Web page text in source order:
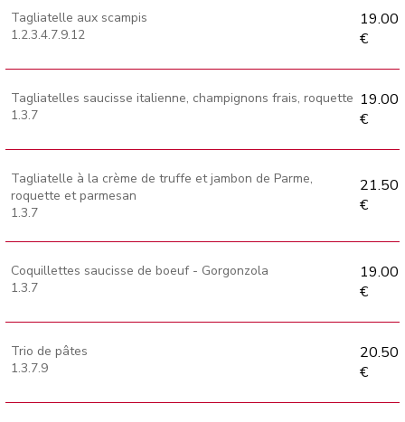
Tagliatelle aux scampis
1.2.3.4.7.9.12
19.00
€
Tagliatelles saucisse italienne, champignons frais, roquette
1.3.7
19.00
€
Tagliatelle à la crème de truffe et jambon de Parme,
roquette et parmesan
1.3.7
21.50
€
Coquillettes saucisse de boeuf - Gorgonzola
1.3.7
19.00
€
Trio de pâtes
1.3.7.9
20.50
€